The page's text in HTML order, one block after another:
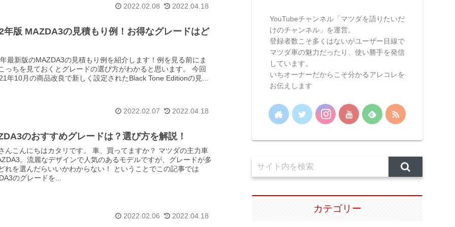
2022.02.08 2022.04.18
年版 MAZDA3の見積もり例！お得なグレードはど
最新版のMAZDA3の見積もり例を紹介します！例を見る前にま
っちを見ておくとグレードの選び方がわかると思います。 今回
年10月の商品改良で新しく設定されたBlack Tone Editionの見...
2022.02.07 2022.04.18
のおすすめグレードは？選び方を解説！
んこんにちはカタリです。 車、買ってますか？ マツダの主力車
。流麗なデザインで人気のあるモデルですが、グレードが多
れを選んだらいいかわからない！ ということでこの記事では
のグレードを...
2022.02.06 2022.04.18
YouTubeチャンネル「マツダを語りたいだ
けのチャンネル」を運営。
登録者数こそ多くはないがユーザー目線で
マツダ車の魅力だったり、使い勝手を発信
しています。
いちオーナーだからこそ分かるアレコレを
お伝えします
カテゴリー